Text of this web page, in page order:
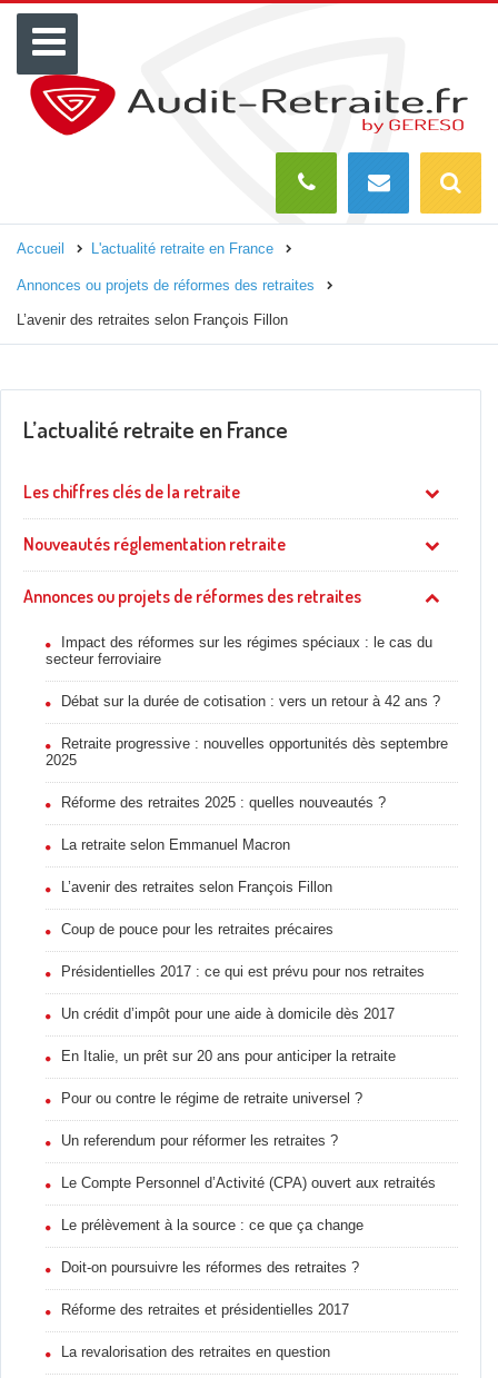
Menu
Accueil L'actualité retraite en France
Annonces ou projets de réformes des retraites
L’avenir des retraites selon François Fillon
L’actualité retraite en France
Les chiffres clés de la retraite
Nouveautés réglementation retraite
Annonces ou projets de réformes des retraites
Impact des réformes sur les régimes spéciaux : le cas du
secteur ferroviaire
Débat sur la durée de cotisation : vers un retour à 42 ans ?
Retraite progressive : nouvelles opportunités dès septembre
2025
Réforme des retraites 2025 : quelles nouveautés ?
La retraite selon Emmanuel Macron
L’avenir des retraites selon François Fillon
Coup de pouce pour les retraites précaires
Présidentielles 2017 : ce qui est prévu pour nos retraites
Un crédit d’impôt pour une aide à domicile dès 2017
En Italie, un prêt sur 20 ans pour anticiper la retraite
Pour ou contre le régime de retraite universel ?
Un referendum pour réformer les retraites ?
Le Compte Personnel d’Activité (CPA) ouvert aux retraités
Le prélèvement à la source : ce que ça change
Doit-on poursuivre les réformes des retraites ?
Réforme des retraites et présidentielles 2017
La revalorisation des retraites en question